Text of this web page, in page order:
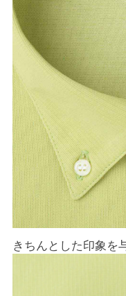
きちんとした印象を